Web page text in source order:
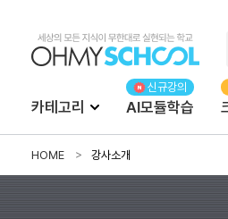
카테고리 AI모듈학습
HOME 강사소개